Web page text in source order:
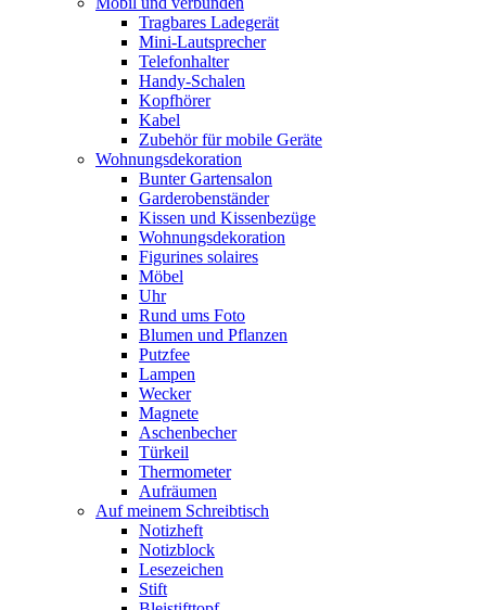
Tragbares Ladegerät
Mini-Lautsprecher
Telefonhalter
Handy-Schalen
Kopfhörer
Kabel
Zubehör für mobile Geräte
Wohnungsdekoration
Bunter Gartensalon
Garderobenständer
Kissen und Kissenbezüge
Wohnungsdekoration
Figurines solaires
Möbel
Uhr
Rund ums Foto
Blumen und Pflanzen
Putzfee
Lampen
Wecker
Magnete
Aschenbecher
Türkeil
Thermometer
Aufräumen
Auf meinem Schreibtisch
Notizheft
Notizblock
Lesezeichen
Stift